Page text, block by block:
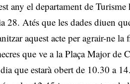
any el departament de
28. Atés que les dades diuen
aquest acte per agrair-ne la
que ve a la Plaça Major de
que estarà obert de 10.30 a